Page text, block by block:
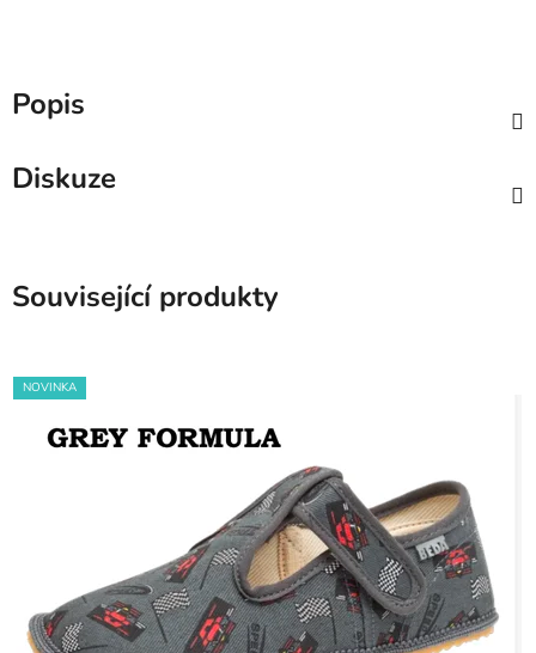
Popis
Diskuze
Související produkty
NOVINKA